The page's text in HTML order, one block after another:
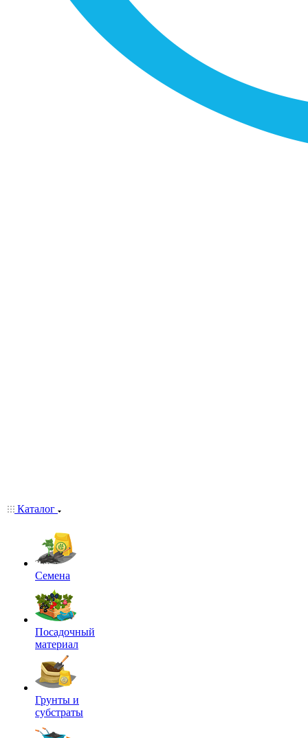
Каталог
Семена
Посадочный
материал
Грунты и
субстраты